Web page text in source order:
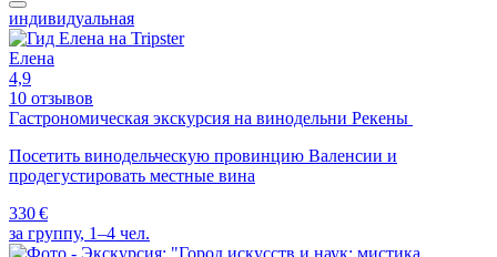
индивидуальная
Елена
4,9
10 отзывов
Гастрономическая экскурсия на винодельни Рекены
Посетить винодельческую провинцию Валенсии и
продегустировать местные вина
330 €
за группу, 1–4 чел.